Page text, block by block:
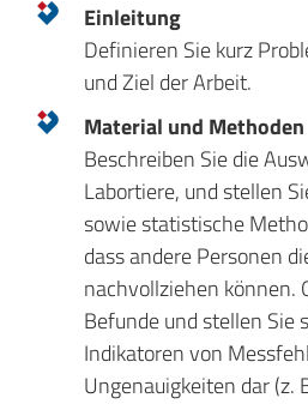
Einleitung
Definieren Sie kurz
und Ziel der Arbeit.
Material und Methoden
Beschreiben Sie die
Labortiere, und stellen
sowie statistische
dass andere Personen
nachvollziehen können.
Befunde und stellen Sie
Indikatoren von
Ungenauigkeiten dar (z.